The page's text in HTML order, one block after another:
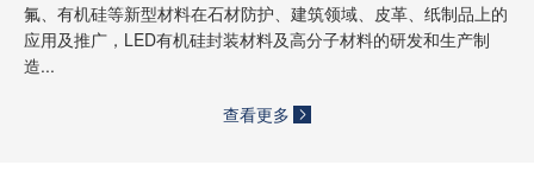
氟、有机硅等新型材料在石材防护、建筑领域、皮革、纸制品上的
应用及推广，LED有机硅封装材料及高分子材料的研发和生产制
造...
查看更多